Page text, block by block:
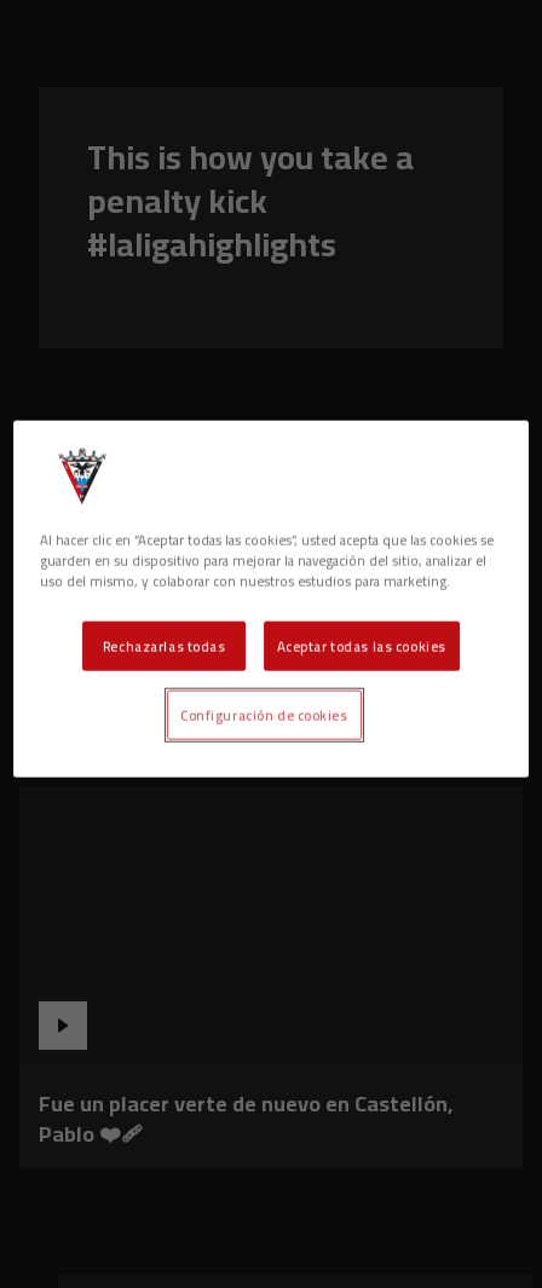
This is how you take a
penalty kick
#laligahighlights
Fue un placer verte de nuevo en Castellón,
Pablo ❤️‍🩹
Al hacer clic en “Aceptar todas las cookies”, usted acepta que las cookies se
guarden en su dispositivo para mejorar la navegación del sitio, analizar el
uso del mismo, y colaborar con nuestros estudios para marketing.
Rechazarlas todas Aceptar todas las cookies
Configuración de cookies